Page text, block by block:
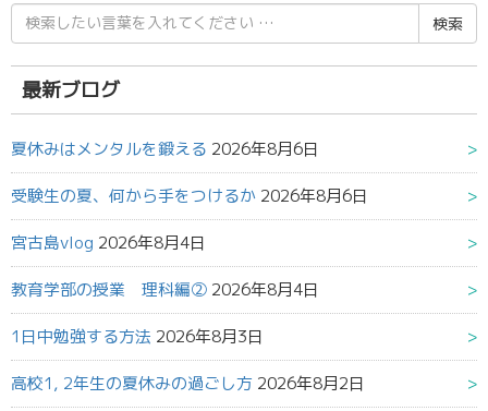
検
索
結
果:
最新ブログ
夏休みはメンタルを鍛える 2026年8月6日
受験生の夏、何から手をつけるか 2026年8月6日
宮古島vlog 2026年8月4日
教育学部の授業 理科編② 2026年8月4日
1日中勉強する方法 2026年8月3日
高校1, 2年生の夏休みの過ごし方 2026年8月2日